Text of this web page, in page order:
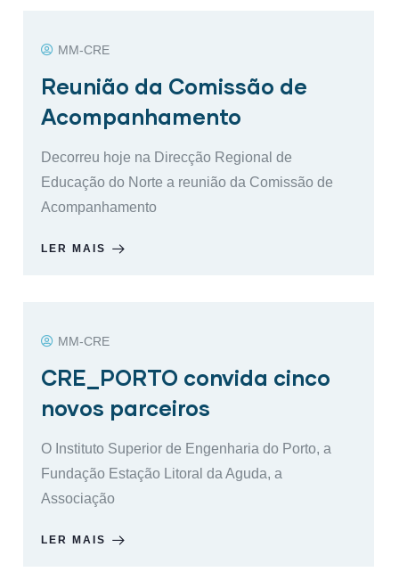
MM-CRE
Reunião da Comissão de
Acompanhamento
Decorreu hoje na Direcção Regional de
Educação do Norte a reunião da Comissão de
Acompanhamento
LER MAIS
MM-CRE
CRE_PORTO convida cinco
novos parceiros
O Instituto Superior de Engenharia do Porto, a
Fundação Estação Litoral da Aguda, a
Associação
LER MAIS